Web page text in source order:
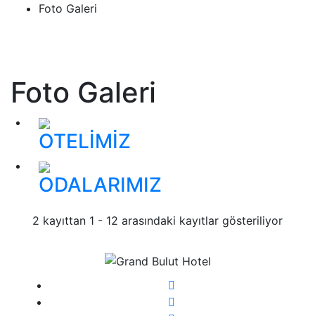
Foto Galeri
Foto Galeri
OTELİMİZ
ODALARIMIZ
2 kayıttan 1 - 12 arasındaki kayıtlar gösteriliyor